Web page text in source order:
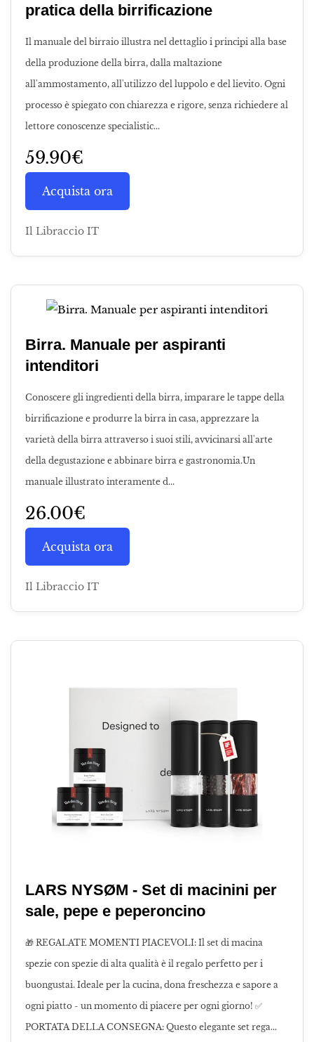
pratica della birrificazione
Il manuale del birraio illustra nel dettaglio i principi alla base
della produzione della birra, dalla maltazione
all'ammostamento, all'utilizzo del luppolo e del lievito. Ogni
processo è spiegato con chiarezza e rigore, senza richiedere al
lettore conoscenze specialistic...
59.90€
Acquista ora
Il Libraccio IT
Birra. Manuale per aspiranti
intenditori
Conoscere gli ingredienti della birra, imparare le tappe della
birrificazione e produrre la birra in casa, apprezzare la
varietà della birra attraverso i suoi stili, avvicinarsi all'arte
della degustazione e abbinare birra e gastronomia.Un
manuale illustrato interamente d...
26.00€
Acquista ora
Il Libraccio IT
LARS NYSØM - Set di macinini per
sale, pepe e peperoncino
🎁 REGALATE MOMENTI PIACEVOLI: Il set di macina
spezie con spezie di alta qualità è il regalo perfetto per i
buongustai. Ideale per la cucina, dona freschezza e sapore a
ogni piatto - un momento di piacere per ogni giorno! ✅
PORTATA DELLA CONSEGNA: Questo elegante set rega...